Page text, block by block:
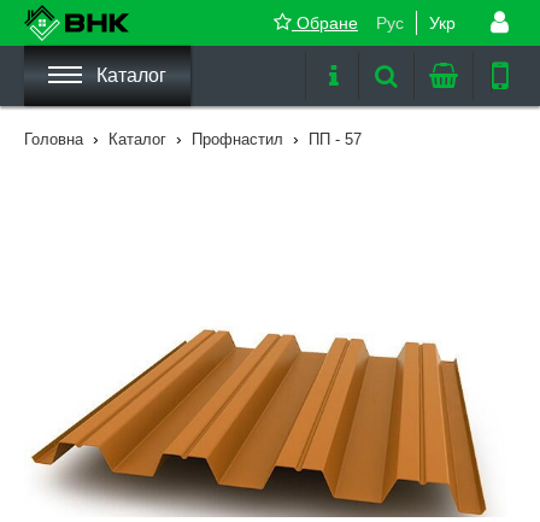
Рус Укр
Обране
Каталог
Головна › Каталог › Профнастил › ПП - 57